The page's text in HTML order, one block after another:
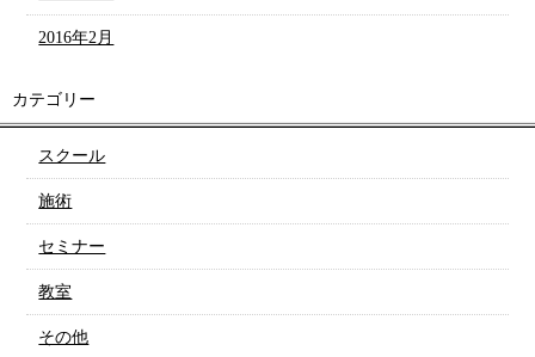
2016年2月
カテゴリー
スクール
施術
セミナー
教室
その他